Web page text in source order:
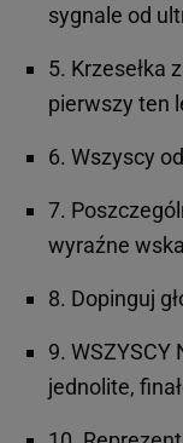
sygnale od
5. Krzesełka
pierwszy ten
6. Wszyscy
7.
wyraźne
8. Dopinguj
9. WSZYSCY
jednolite,